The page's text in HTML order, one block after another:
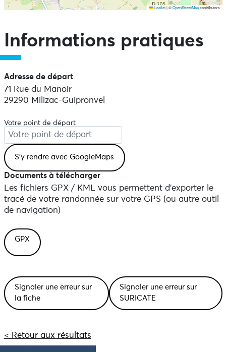
Leaflet |©OpenStreetMapcontributors
Informations pratiques
Adresse de départ
71 Rue du Manoir
29290 Milizac-Guipronvel
Votre point de départ
Documents à télécharger
Les fichiers GPX / KML vous permettent d'exporter le
tracé de votre randonnée sur votre GPS (ou autre outil
de navigation)
GPX
Signaler une erreur sur
la fiche
Signaler une erreur sur
SURICATE
< Retour aux résultats